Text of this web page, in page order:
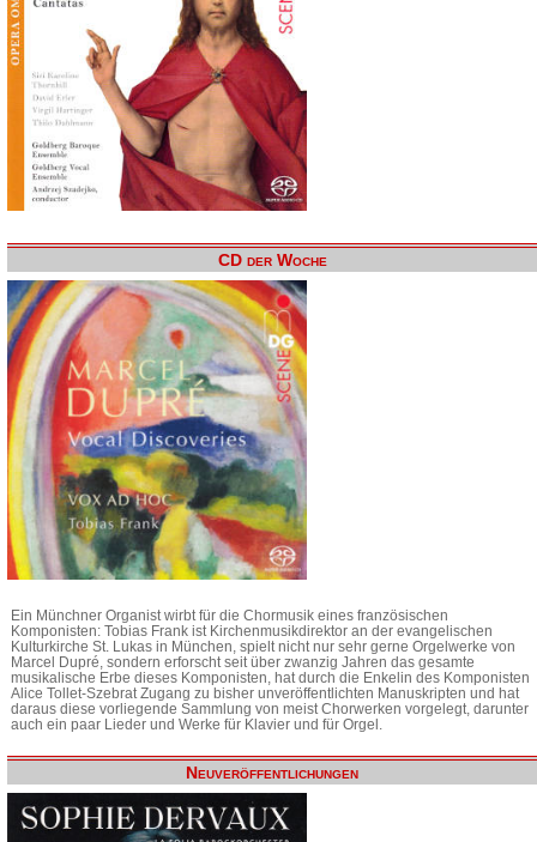
CD der Woche
Ein Münchner Organist wirbt für die Chormusik eines französischen
Komponisten: Tobias Frank ist Kirchenmusikdirektor an der evangelischen
Kulturkirche St. Lukas in München, spielt nicht nur sehr gerne Orgelwerke von
Marcel Dupré, sondern erforscht seit über zwanzig Jahren das gesamte
musikalische Erbe dieses Komponisten, hat durch die Enkelin des Komponisten
Alice Tollet-Szebrat Zugang zu bisher unveröffentlichten Manuskripten und hat
daraus diese vorliegende Sammlung von meist Chorwerken vorgelegt, darunter
auch ein paar Lieder und Werke für Klavier und für Orgel.
Neuveröffentlichungen